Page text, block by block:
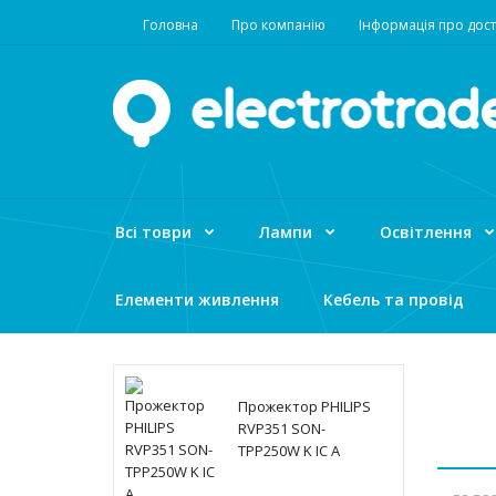
Головна Про компанію Інформація про
Всі товри Лампи Освітлення
Елементи живлення Кебель та провід
Прожектор PHILIPS
RVP351 SON-
TPP250W K IC A